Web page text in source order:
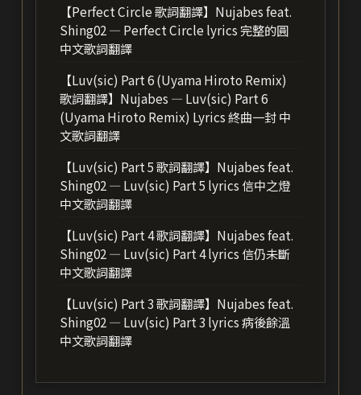
【Perfect Circle 歌詞翻譯】Nujabes feat.
Shing02 — Perfect Circle lyrics 完整的圓
中文歌詞翻譯
【Luv(sic) Part 6 (Uyama Hiroto Remix)
歌詞翻譯】Nujabes — Luv(sic) Part 6
(Uyama Hiroto Remix) Lyrics 終曲一封 中
文歌詞翻譯
【Luv(sic) Part 5 歌詞翻譯】Nujabes feat.
Shing02 — Luv(sic) Part 5 lyrics 信中之燈
中文歌詞翻譯
【Luv(sic) Part 4 歌詞翻譯】Nujabes feat.
Shing02 — Luv(sic) Part 4 lyrics 信仍未斷
中文歌詞翻譯
【Luv(sic) Part 3 歌詞翻譯】Nujabes feat.
Shing02 — Luv(sic) Part 3 lyrics 病後餘溫
中文歌詞翻譯